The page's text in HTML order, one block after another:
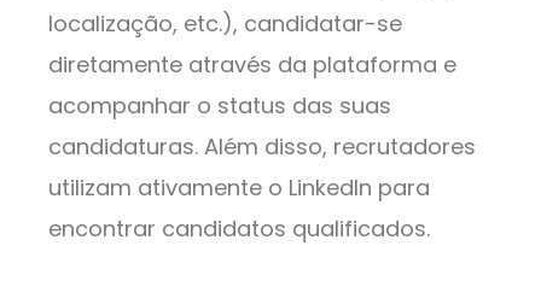
localização, etc.), candidatar-se
diretamente através da plataforma e
acompanhar o status das suas
candidaturas. Além disso, recrutadores
utilizam ativamente o LinkedIn para
encontrar candidatos qualificados.